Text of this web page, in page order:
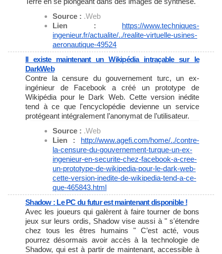
Source : .Web
Lien : https://www.techniques-
ingenieur.fr/actualite/../realite-virtuelle-usines-
aeronautique-49524
Il existe maintenant un Wikipédia intraçable sur le
DarkWeb
Contre la censure du gouvernement turc, un ex-
ingénieur de Facebook a créé un prototype de
Wikipédia pour le Dark Web. Cette version inédite
tend à ce que l'encyclopédie devienne un service
protégeant intégralement l’anonymat de l’utilisateur.
Source : .Web
Lien : http://www.agefi.com/home/../contre-
la-censure-du-gouvernement-turque-un-ex-
ingenieur-en-securite-chez-facebook-a-cree-
un-prototype-de-wikipedia-pour-le-dark-web-
cette-version-inedite-de-wikipedia-tend-a-ce-
que-465843.html
Shadow : Le PC du futur est maintenant disponible !
Avec les joueurs qui galèrent à faire tourner de bons
jeux sur leurs ordis, Shadow vise aussi à " s'étendre
chez tous les êtres humains " C’est acté, vous
pourrez désormais avoir accès à la technologie de
Shadow, qui est à partir de maintenant, accessible à